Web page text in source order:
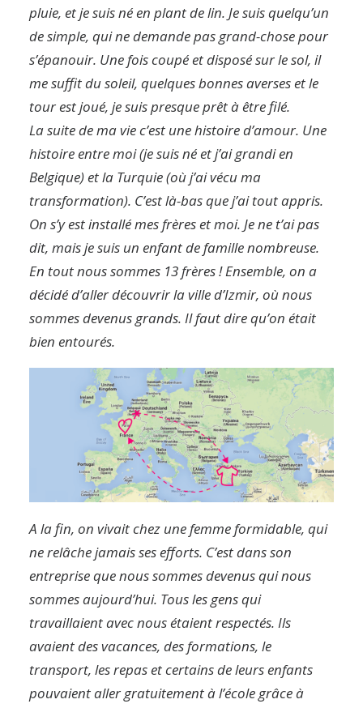
pluie, et je suis né en plant de lin. Je suis quelqu’un
de simple, qui ne demande pas grand-chose pour
s’épanouir. Une fois coupé et disposé sur le sol, il
me suffit du soleil, quelques bonnes averses et le
tour est joué, je suis presque prêt à être filé.
La suite de ma vie c’est une histoire d’amour. Une
histoire entre moi (je suis né et j’ai grandi en
Belgique) et la Turquie (où j’ai vécu ma
transformation). C’est là-bas que j’ai tout appris.
On s’y est installé mes frères et moi. Je ne t’ai pas
dit, mais je suis un enfant de famille nombreuse.
En tout nous sommes 13 frères !Ensemble, on a
décidé d’aller découvrir la ville d’Izmir, où nous
sommes devenus grands. Il faut dire qu’on était
bien entourés.
A la fin, on vivait chez une femme formidable, qui
ne relâche jamais ses efforts. C’est dans son
entreprise que nous sommes devenus qui nous
sommes aujourd’hui. Tous les gens qui
travaillaient avec nous étaient respectés. Ils
avaient des vacances, des formations, le
transport, les repas et certains de leurs enfants
pouvaient aller gratuitement à l’école grâce à